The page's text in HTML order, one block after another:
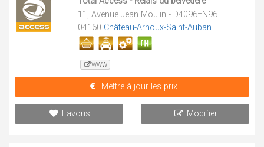
11, Avenue Jean Moulin - D4096=N96
04160 Château-Arnoux-Saint-Auban
WWW
Mettre à jour les prix
Favoris Modifier